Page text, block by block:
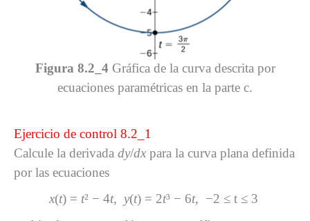
Figura 8.2_4 Gráfica de la curva descrita por
ecuaciones paramétricas en la parte c.
Ejercicio de control 8.2_1
Calcule la derivada dy/dxpara la curva plana definida
por las ecuaciones
x(t) = t² − 4t, y(t) = 2t³ − 6t, −2 ≤ t ≤ 3